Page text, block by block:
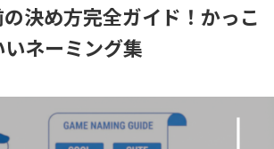
決め方完全ガイド！かっこ
ネーミング集